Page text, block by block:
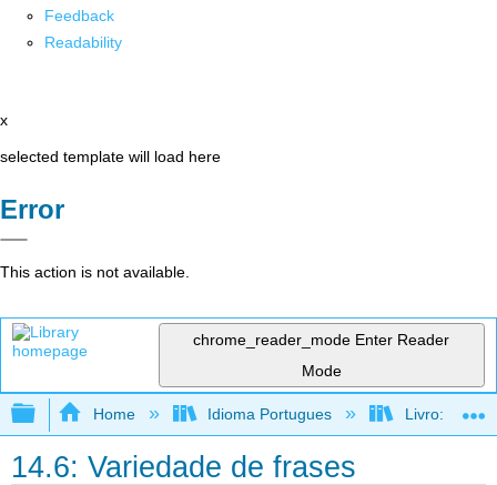
Feedback
Readability
x
selected template will load here
Error
This action is not available.
chrome_reader_mode Enter Reader
Mode
Expand/collapse global hierarchy
Home Idioma Portugues Livro: Como
14.6: Variedade de frases